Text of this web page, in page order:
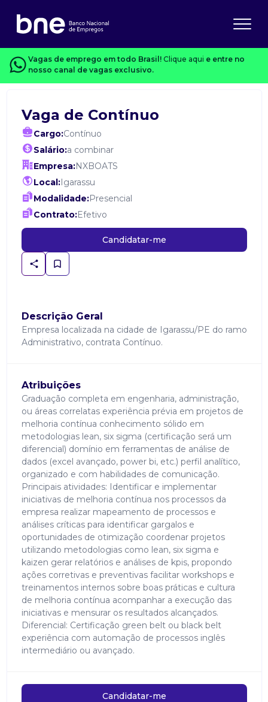
Vagas de emprego em todo Brasil! Clique aqui e entre no
nosso canal de vagas exclusivo.
Vaga de Contínuo
Cargo:Contínuo
Salário:a combinar
Empresa:NXBOATS
Local:Igarassu
Modalidade:Presencial
Contrato:Efetivo
Candidatar-me
Descrição Geral
Empresa localizada na cidade de Igarassu/PE do ramo
Administrativo, contrata Contínuo.
Atribuições
Graduação completa em engenharia, administração,
ou áreas correlatas experiência prévia em projetos de
melhoria contínua conhecimento sólido em
metodologias lean, six sigma (certificação será um
diferencial) domínio em ferramentas de análise de
dados (excel avançado, power bi, etc.) perfil analítico,
organizado e com habilidades de comunicação.
Principais atividades: Identificar e implementar
iniciativas de melhoria contínua nos processos da
empresa realizar mapeamento de processos e
análises críticas para identificar gargalos e
oportunidades de otimização coordenar projetos
utilizando metodologias como lean, six sigma e
kaizen gerar relatórios e análises de kpis, propondo
ações corretivas e preventivas facilitar workshops e
treinamentos internos sobre boas práticas e cultura
de melhoria contínua acompanhar a execução das
iniciativas e mensurar os resultados alcançados.
Diferencial: Certificação green belt ou black belt
experiência com automação de processos inglês
intermediário ou avançado.
Candidatar-me